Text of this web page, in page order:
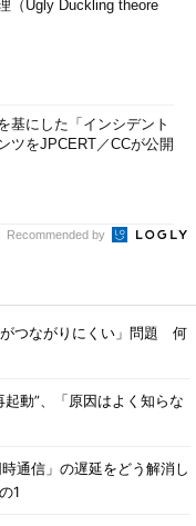
（Ugly Duckling theore
基にした「インシデント
ツをJPCERT／CCが公開
Recommended by
つながりにくい」問題 何
動”、「原因はよく知らな
通信」の遅延をどう解消し
1